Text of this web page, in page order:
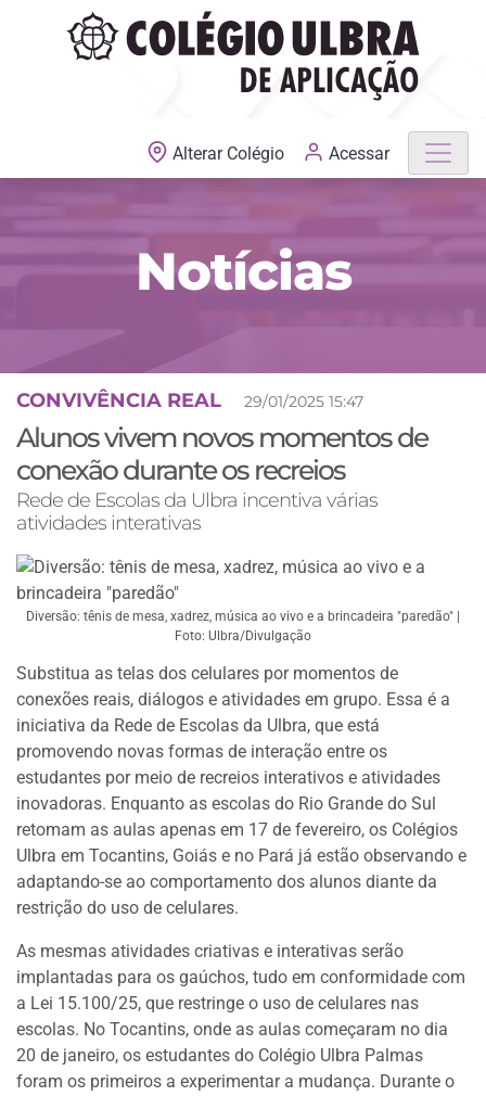
MATRÍCULAS ABERTAS
Alterar Colégio Acessar
Notícias
CONVIVÊNCIA REAL 29/01/2025 15:47
Alunos vivem novos momentos de
conexão durante os recreios
Rede de Escolas da Ulbra incentiva várias
atividades interativas
Diversão: tênis de mesa, xadrez, música ao vivo e a brincadeira "paredão" |
Foto: Ulbra/Divulgação
Substitua as telas dos celulares por momentos de
conexões reais, diálogos e atividades em grupo. Essa é a
iniciativa da Rede de Escolas da Ulbra, que está
promovendo novas formas de interação entre os
estudantes por meio de recreios interativos e atividades
inovadoras. Enquanto as escolas do Rio Grande do Sul
retomam as aulas apenas em 17 de fevereiro, os Colégios
Ulbra em Tocantins, Goiás e no Pará já estão observando e
adaptando-se ao comportamento dos alunos diante da
restrição do uso de celulares.
As mesmas atividades criativas e interativas serão
implantadas para os gaúchos, tudo em conformidade com
a Lei 15.100/25, que restringe o uso de celulares nas
escolas. No Tocantins, onde as aulas começaram no dia
20 de janeiro, os estudantes do Colégio Ulbra Palmas
foram os primeiros a experimentar a mudança. Durante o